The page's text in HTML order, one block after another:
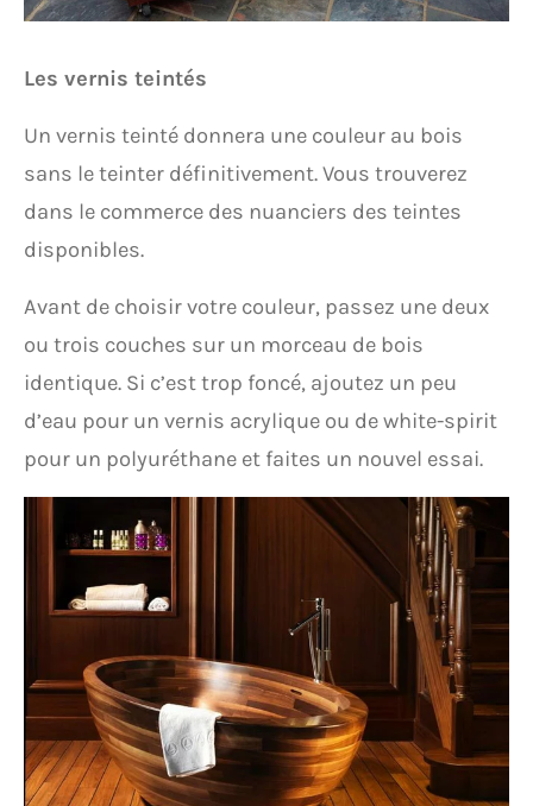
Les vernis teintés
Un vernis teinté donnera une couleur au bois
sans le teinter définitivement. Vous trouverez
dans le commerce des nuanciers des teintes
disponibles.
Avant de choisir votre couleur, passez une deux
ou trois couches sur un morceau de bois
identique. Si c’est trop foncé, ajoutez un peu
d’eau pour un vernis acrylique ou de white-spirit
pour un polyuréthane et faites un nouvel essai.